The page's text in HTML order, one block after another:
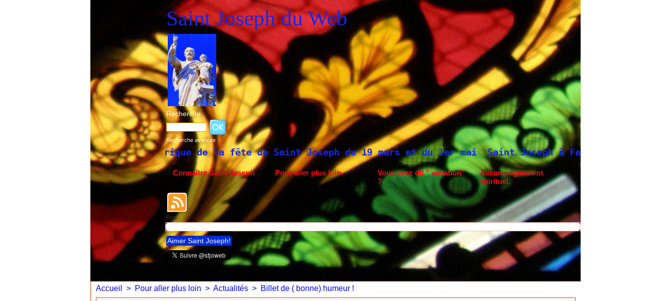
Saint Joseph du Web
Recherche
Recherche avancée
Historique de la fête de Saint Joseph du 19 mars et du 1er mai Saint Joseph à Fatima. Neuvaine à Saint Joseph
Connaître Saint Joseph Pour aller plus loin.
Vous avez dit " vocation"
?
Accompagnement
spirituel.
Rss
Aimer Saint Joseph!
Accueil > Pour aller plus loin > Actualités > Billet de ( bonne) humeur !